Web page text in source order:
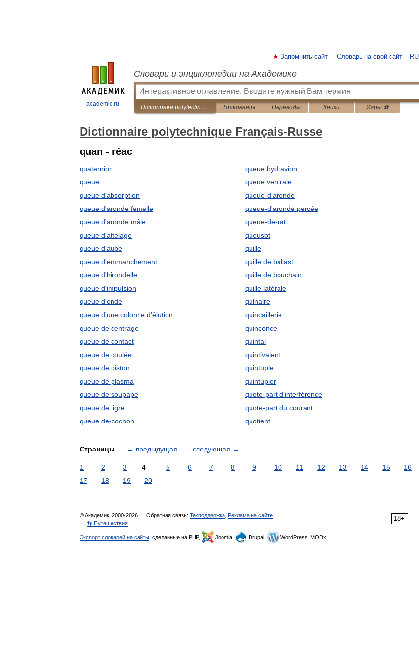
academic.ru
RU
Запомнить сайт Словарь на свой сайт
Словари и энциклопедии на Академике
Dictionnaire polytechnique Français-Russe Толкования Переводы Книги Игры ⚽
Dictionnaire polytechnique Français-Russe
quan - réac
quaternion
queue
queue d'absorption
queue d'aronde femelle
queue d'aronde mâle
queue d'attelage
queue d'aube
queue d'emmanchement
queue d'hirondelle
queue d'impulsion
queue d'onde
queue d'une colonne d'élution
queue de centrage
queue de contact
queue de coulée
queue de piston
queue de plasma
queue de soupape
queue de tigre
queue de-cochon
queue hydravion
queue ventrale
queue-d'aronde
queue-d'aronde percée
queue-de-rat
queusot
quille
quille de ballast
quille de bouchain
quille latérale
quinaire
quincaillerie
quinconce
quintal
quintivalent
quintuple
quintupler
quote-part d'interférence
quote-part du courant
quotient
Страницы ← предыдущая следующая →
1 2 3 4 5 6 7 8 9 10 11 12 13 14 15
16
17
18 19 20
18+
© Академик, 2000-2026 Обратная связь: Техподдержка Реклама на сайте
👣 Путешествия
Экспорт словарей на сайты , сделанные на PHP, Joomla, Drupal, WordPress, MODx.